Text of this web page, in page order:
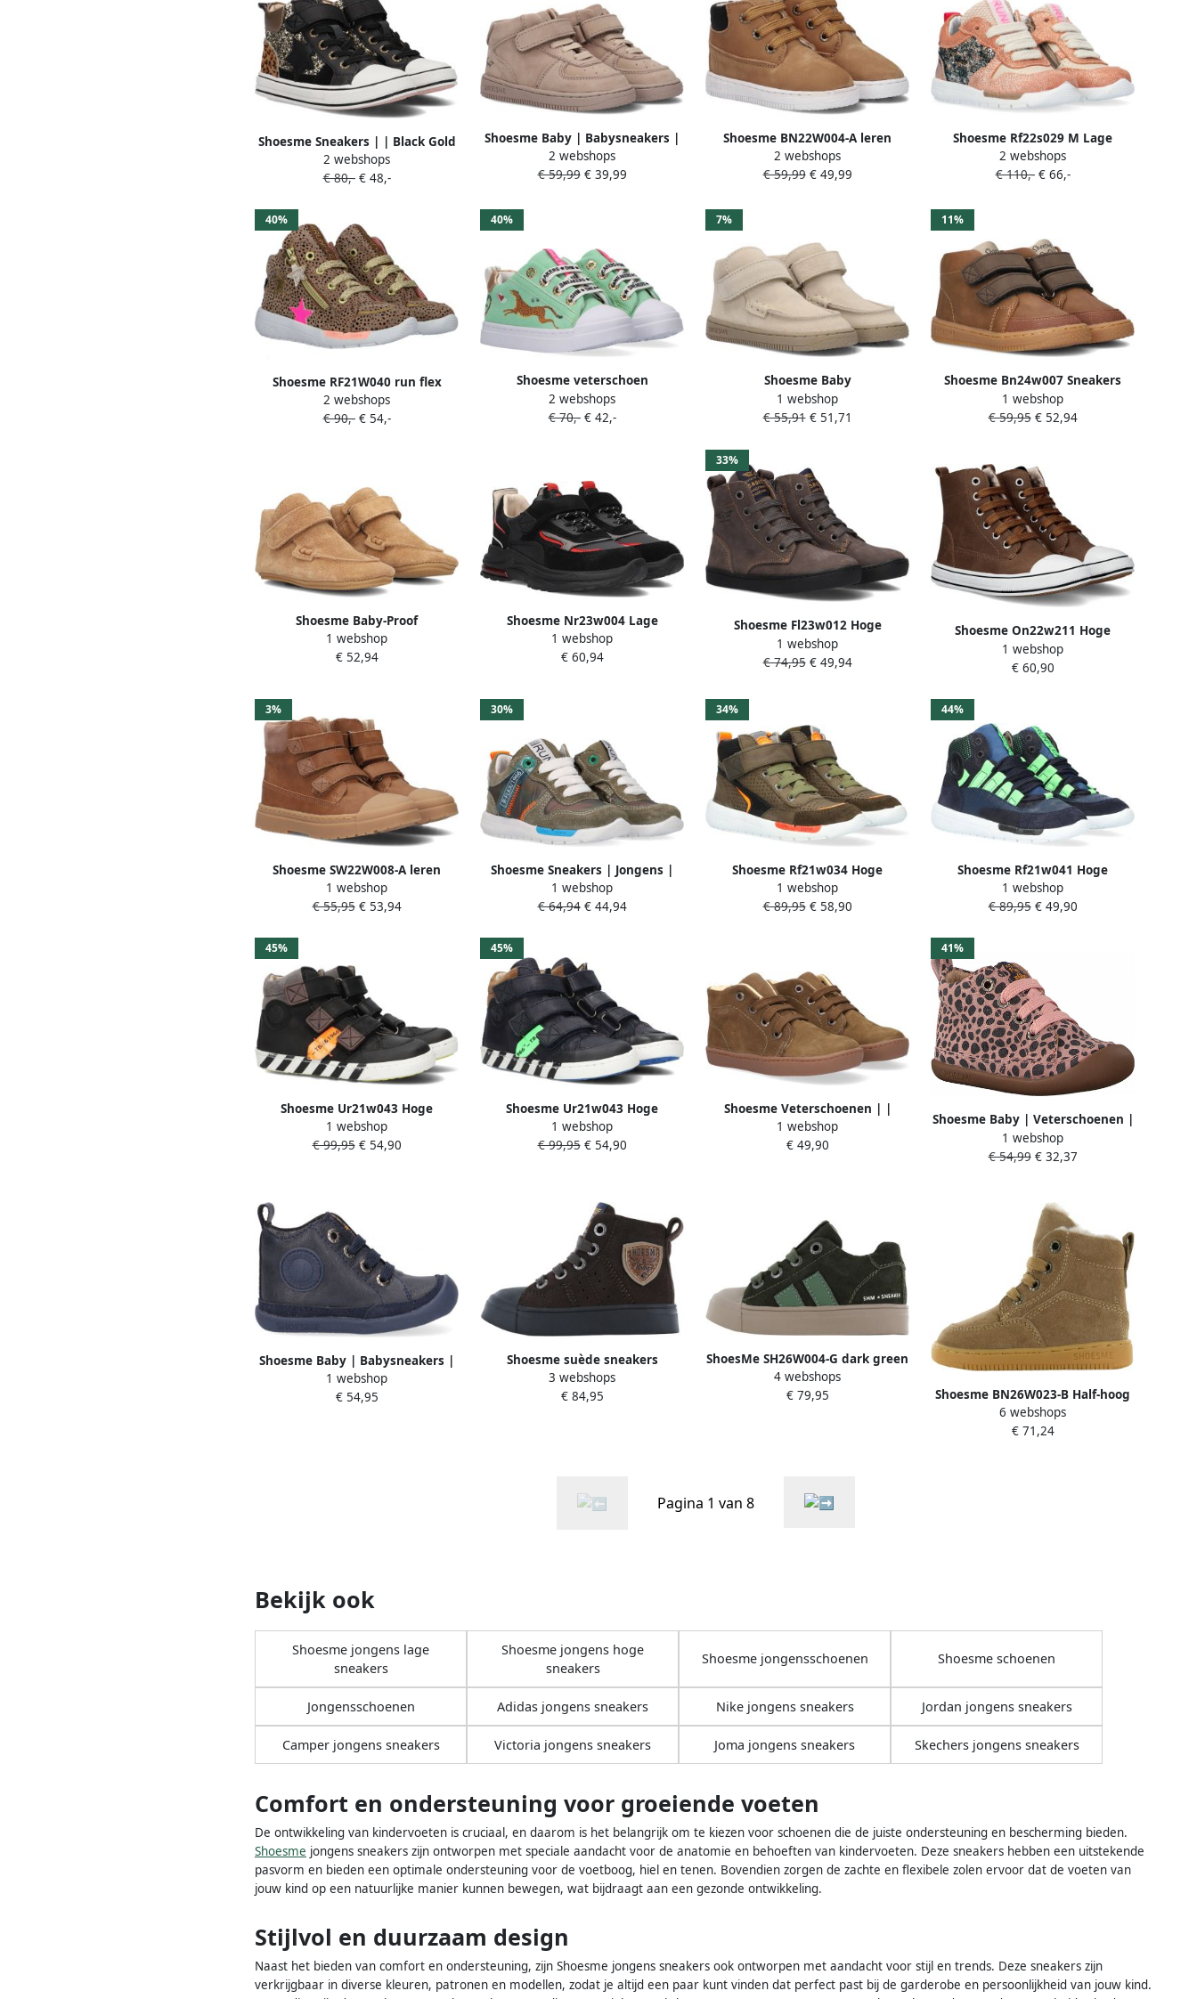
Shoesme Sneakers | | Black Gold
| Leer
2 webshops
€ 80,-€ 48,-
Shoesme Baby | Babysneakers |
| BEIGE | Leer
2 webshops
€ 59,99€ 39,99
Shoesme BN22W004-A leren
veterboots cognac Bruin Jongens
Leer 19
2 webshops
€ 59,99€ 49,99
Shoesme Rf22s029 M Lage
sneakers Roze
2 webshops
€ 110,-€ 66,-
40%
Shoesme RF21W040 run flex
taupe Kinderen(21 Kleur Taupe )
2 webshops
€ 90,-€ 54,-
40%
Shoesme veterschoen
Veterschoenen groen
2 webshops
€ 70,-€ 42,-
7%
Shoesme Baby
Klittenbandschoenen Taupe Leer
1 webshop
€ 55,91€ 51,71
11%
Shoesme Bn24w007 Sneakers
Leren Sneaker Unisex Bruin
1 webshop
€ 59,95€ 52,94
Shoesme Baby-Proof
Babyschoentjes Cognac
1 webshop
€ 52,94
Shoesme Nr23w004 Lage
sneakers Leren Sneaker Jongens
Kids Zwart
1 webshop
€ 60,94
33%
Shoesme Fl23w012 Hoge
sneakers Jongens Bruin
1 webshop
€ 74,95€ 49,94
Shoesme On22w211 Hoge
sneakers Leren Sneaker Cognac
1 webshop
€ 60,90
3%
Shoesme SW22W008-A leren
enkelboots cognac Bruin Jongens
Leer 28
1 webshop
€ 55,95€ 53,94
30%
Shoesme Sneakers | Jongens |
Army Green | Leer
1 webshop
€ 64,94€ 44,94
34%
Shoesme Rf21w034 Hoge
sneakers Leren Sneaker Jongens
Kids Groen
1 webshop
€ 89,95€ 58,90
44%
Shoesme Rf21w041 Hoge
sneakers Leren Sneaker Jongens
Kids Blauw
1 webshop
€ 89,95€ 49,90
45%
Shoesme Ur21w043 Hoge
sneakers Leren Sneaker Jongens
Kids Zwart
1 webshop
€ 99,95€ 54,90
45%
Shoesme Ur21w043 Hoge
sneakers Leren Sneaker Jongens
Kids Blauw
1 webshop
€ 99,95€ 54,90
Shoesme Veterschoenen | |
Green | Leer
1 webshop
€ 49,90
41%
Shoesme Baby | Veterschoenen |
| PINK ANIMAL PRINT | Leer
1 webshop
€ 54,99€ 32,37
Shoesme Baby | Babysneakers |
| Marino | Leer
1 webshop
€ 54,95
Shoesme suède sneakers
donkerbruin
3 webshops
€ 84,95
ShoesMe SH26W004-G dark green
Groen
4 webshops
€ 79,95
Shoesme BN26W023-B Half-hoog
Cognac
6 webshops
€ 71,24
Pagina 1 van 8
Bekijk ook
Shoesme jongens lage
sneakers
Shoesme jongens hoge
sneakers
Shoesme jongensschoenen Shoesme schoenen
Jongensschoenen Adidas jongens sneakers Nike jongens sneakers Jordan jongens sneakers
Camper jongens sneakers Victoria jongens sneakers Joma jongens sneakers Skechers jongens sneakers
Comfort en ondersteuning voor groeiende voeten
De ontwikkeling van kindervoeten is cruciaal, en daarom is het belangrijk om te kiezen voor schoenen die de juiste ondersteuning en bescherming bieden.
Shoesme jongens sneakers zijn ontworpen met speciale aandacht voor de anatomie en behoeften van kindervoeten. Deze sneakers hebben een uitstekende
pasvorm en bieden een optimale ondersteuning voor de voetboog, hiel en tenen. Bovendien zorgen de zachte en flexibele zolen ervoor dat de voeten van
jouw kind op een natuurlijke manier kunnen bewegen, wat bijdraagt aan een gezonde ontwikkeling.
Stijlvol en duurzaam design
Naast het bieden van comfort en ondersteuning, zijn Shoesme jongens sneakers ook ontworpen met aandacht voor stijl en trends. Deze sneakers zijn
verkrijgbaar in diverse kleuren, patronen en modellen, zodat je altijd een paar kunt vinden dat perfect past bij de garderobe en persoonlijkheid van jouw kind.